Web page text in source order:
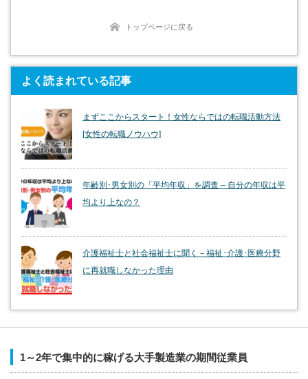
トップページに戻る
よく読まれている記事
まずここからスタート！女性ならではの転職活動方法
[女性の転職ノウハウ]
年齢別･男女別の「平均年収」を調査 – 自分の年収は平
均より上なの？
介護福祉士と社会福祉士に聞く－福祉･介護･医療分野
に再就職しなかった理由
1～2年で集中的に稼げる大手製造業の期間従業員